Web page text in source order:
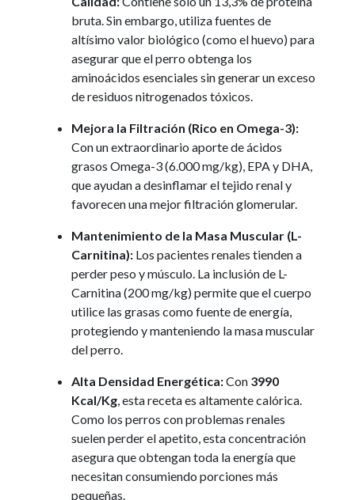
bruta. Sin embargo, utiliza fuentes de
altísimo valor biológico (como el huevo) para
asegurar que el perro obtenga los
aminoácidos esenciales sin generar un exceso
de residuos nitrogenados tóxicos.
Mejora la Filtración (Rico en Omega-3):
Con un extraordinario aporte de ácidos
grasos Omega-3 (6.000 mg/kg), EPA y DHA,
que ayudan a desinflamar el tejido renal y
favorecen una mejor filtración glomerular.
Mantenimiento de la Masa Muscular (L-
Carnitina): Los pacientes renales tienden a
perder peso y músculo. La inclusión de L-
Carnitina (200 mg/kg) permite que el cuerpo
utilice las grasas como fuente de energía,
protegiendo y manteniendo la masa muscular
del perro.
Alta Densidad Energética:Con 3990
Kcal/Kg, esta receta es altamente calórica.
Como los perros con problemas renales
suelen perder el apetito, esta concentración
asegura que obtengan toda la energía que
necesitan consumiendo porciones más
pequeñas.